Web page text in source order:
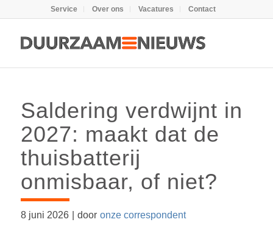
Service Over ons Vacatures Contact
Saldering verdwijnt in
2027: maakt dat de
thuisbatterij
onmisbaar, of niet?
8 juni 2026 door onze correspondent